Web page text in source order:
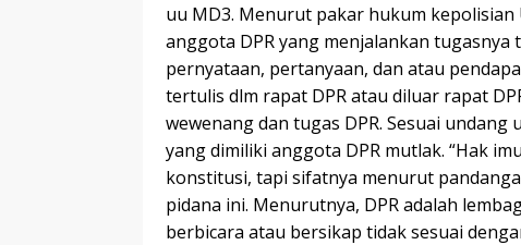
uu MD3. Menurut pakar hukum
anggota DPR yang menjalankan
pernyataan, pertanyaan, dan atau
tertulis dlm rapat DPR atau diluar rapat
wewenang dan tugas DPR. Sesuai
yang dimiliki anggota DPR mutlak. “Hak
konstitusi, tapi sifatnya menurut
pidana ini. Menurutnya, DPR adalah
berbicara atau bersikap tidak sesuai